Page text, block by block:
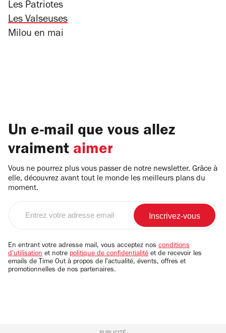
Les Patriotes
Les Valseuses
Milou en mai
Un e-mail que vous allez
vraiment aimer
Vous ne pourrez plus vous passer de notre newsletter. Grâce à
elle, découvrez avant tout le monde les meilleurs plans du
moment.
email
En entrant votre adresse mail, vous acceptez nos conditions
d'utilisation et notre politique de confidentialité et de recevoir les
emails de Time Out à propos de l'actualité, évents, offres et
promotionnelles de nos partenaires.